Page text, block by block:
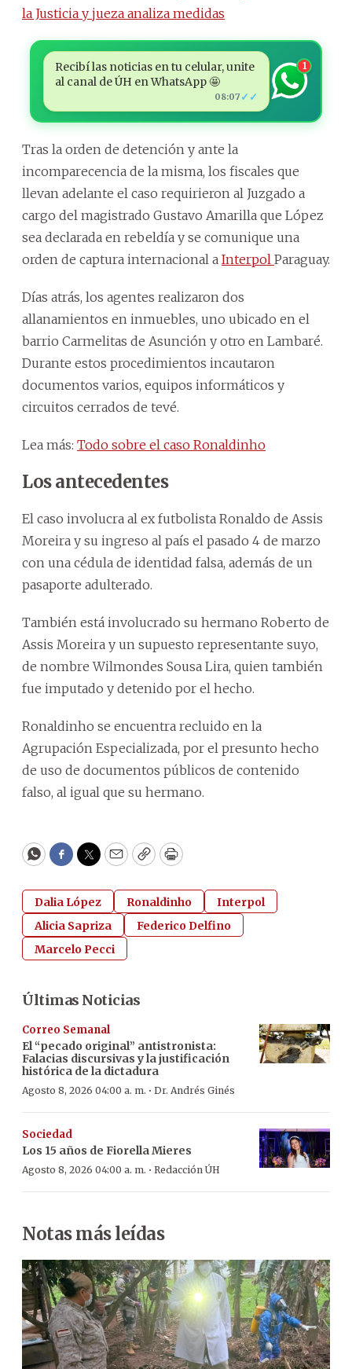
la Justicia y jueza analiza medidas
Recibí las noticias en tu celular, unite
al canal de ÚH en WhatsApp 🤩
08:07 ✓✓
1
Tras la orden de detención y ante la
incomparecencia de la misma, los fiscales que
llevan adelante el caso requirieron al Juzgado a
cargo del magistrado Gustavo Amarilla que López
sea declarada en rebeldía y se comunique una
orden de captura internacional a Interpol Paraguay.
Días atrás, los agentes realizaron dos
allanamientos en inmuebles, uno ubicado en el
barrio Carmelitas de Asunción y otro en Lambaré.
Durante estos procedimientos incautaron
documentos varios, equipos informáticos y
circuitos cerrados de tevé.
Lea más: Todo sobre el caso Ronaldinho
Los antecedentes
El caso involucra al ex futbolista Ronaldo de Assis
Moreira y su ingreso al país el pasado 4 de marzo
con una cédula de identidad falsa, además de un
pasaporte adulterado.
También está involucrado su hermano Roberto de
Assis Moreira y un supuesto representante suyo,
de nombre Wilmondes Sousa Lira, quien también
fue imputado y detenido por el hecho.
Ronaldinho se encuentra recluido en la
Agrupación Especializada, por el presunto hecho
de uso de documentos públicos de contenido
falso, al igual que su hermano.
WhatsApp
Facebook
Twitter
EmailCopyPrint
Dalia López Ronaldinho
Interpol
Alicia Sapriza
Federico Delfino
Marcelo Pecci
Últimas Noticias
Correo Semanal
El “pecado original” antistronista:
Falacias discursivas y la justificación
histórica de la dictadura
Agosto 8, 2026 04:00 a. m. · Dr. Andrés Ginés
Sociedad
Los 15 años de Fiorella Mieres
Agosto 8, 2026 04:00 a. m. · Redacción ÚH
Notas más leídas